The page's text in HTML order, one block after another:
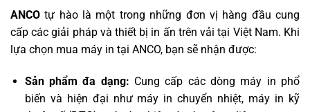
ANCO tự hào là một trong những đơn vị hàng đầu cung
cấp các giải pháp và thiết bị in ấn trên vải tại Việt Nam. Khi
lựa chọn mua máy in tại ANCO, bạn sẽ nhận được:
Sản phẩm đa dạng: Cung cấp các dòng máy in phổ
biến và hiện đại như máy in chuyển nhiệt, máy in kỹ